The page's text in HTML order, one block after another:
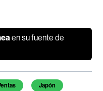
en su fuente de
Japón